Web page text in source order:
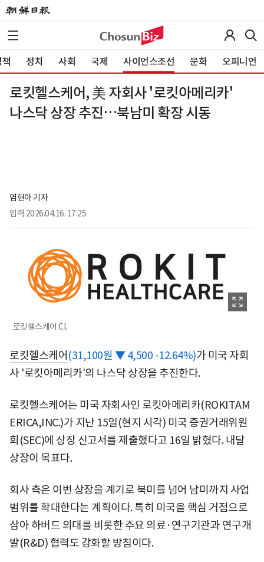
정치 사회 국제 사이언스조선 문화 오피니언
로킷헬스케어, 美 자회사 '로킷아메리카'
나스닥 상장 추진…북남미 확장 시동
염현아 기자
입력 2026.04.16. 17:25
로킷헬스케어 CI.
로킷헬스케어 (31,100원 ▼ 4,500 -12.64%)가 미국 자회
사 '로킷아메리카'의 나스닥 상장을 추진한다.
로킷헬스케어는 미국 자회사인 로킷아메리카(ROKITAM
ERICA,INC.)가 지난 15일(현지 시각) 미국 증권거래위원
회(SEC)에 상장 신고서를 제출했다고 16일 밝혔다. 내달
상장이 목표다.
회사 측은 이번 상장을 계기로 북미를 넘어 남미까지 사업
범위를 확대한다는 계획이다. 특히 미국을 핵심 거점으로
삼아 하버드 의대를 비롯한 주요 의료·연구기관과 연구개
발(R&D) 협력도 강화할 방침이다.